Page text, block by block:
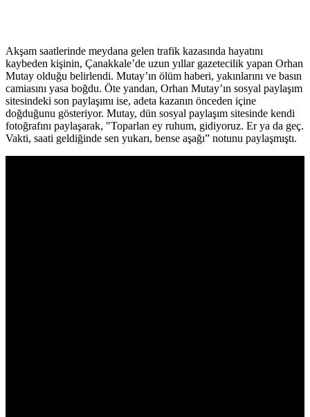
Akşam saatlerinde meydana gelen trafik kazasında hayatını
kaybeden kişinin, Çanakkale’de uzun yıllar gazetecilik yapan Orhan
Mutay olduğu belirlendi. Mutay’ın ölüm haberi, yakınlarını ve basın
camiasını yasa boğdu. Öte yandan, Orhan Mutay’ın sosyal paylaşım
sitesindeki son paylaşımı ise, adeta kazanın önceden içine
doğduğunu gösteriyor. Mutay, dün sosyal paylaşım sitesinde kendi
fotoğrafını paylaşarak, "Toparlan ey ruhum, gidiyoruz. Er ya da geç.
Vakti, saati geldiğinde sen yukarı, bense aşağı” notunu paylaşmıştı.